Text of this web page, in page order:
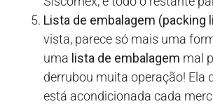
Lista de embalagem (packing
vista, parece só mais uma
uma lista de embalagem mal
derrubou muita operação! Ela
está acondicionada cada